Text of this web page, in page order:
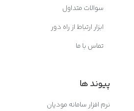
سوالات متداول
ابزار ارتباط از راه دور
تماس با ما
پیوند ها
نرم افزار سامانه مودیان